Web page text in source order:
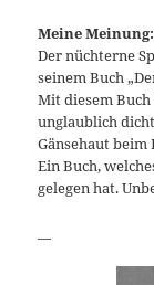
Meine Meinung:
Der nüchterne
seinem Buch
Mit diesem
unglaublich
Gänsehaut beim
Ein Buch,
gelegen hat.